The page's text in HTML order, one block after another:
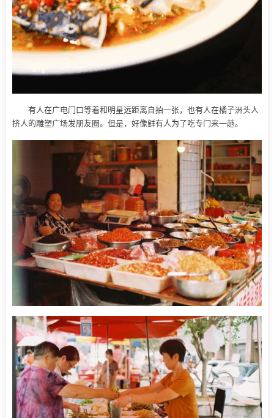
有人在广电门口等着和明星远距离自拍一张，也有人在橘子洲头人
挤人的雕塑广场发朋友圈。但是，好像鲜有人为了吃专门来一趟。